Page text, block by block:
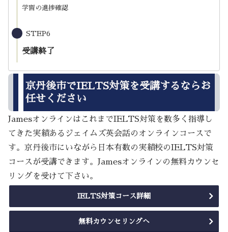
学習の進捗確認
STEP6
受講終了
京丹後市でIELTS対策を受講するならお
任せください
JamesオンラインはこれまでIELTS対策を数多く指導し
てきた実績あるジェイムズ英会話のオンラインコースで
す。京丹後市にいながら日本有数の実績校のIELTS対策
コースが受講できます。Jamesオンラインの無料カウンセ
リングを受けて下さい。
IELTS対策コース詳細
無料カウンセリングへ